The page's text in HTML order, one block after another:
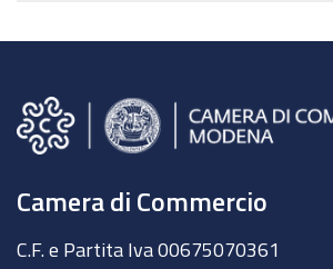
Camera di Commercio
C.F. e Partita Iva 00675070361